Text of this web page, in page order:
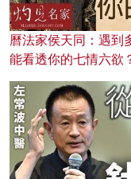
曆法家侯天同：遇到
能看透你的七情六欲